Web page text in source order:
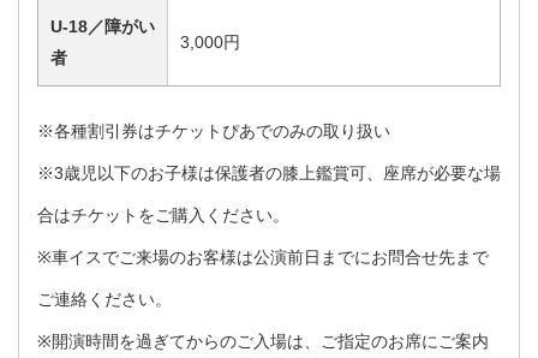
U-18／障がい
者
3,000円
※各種割引券はチケットぴあでのみの取り扱い
※3歳児以下のお子様は保護者の膝上鑑賞可、座席が必要な場
合はチケットをご購入ください。
※車イスでご来場のお客様は公演前日までにお問合せ先まで
ご連絡ください。
※開演時間を過ぎてからのご入場は、ご指定のお席にご案内